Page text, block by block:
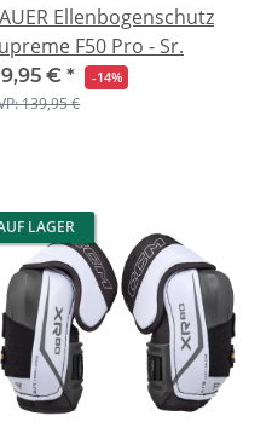
Ellenbogenschutz
F50 Pro - Sr.
€ * -14%
139,95 €
LAGER